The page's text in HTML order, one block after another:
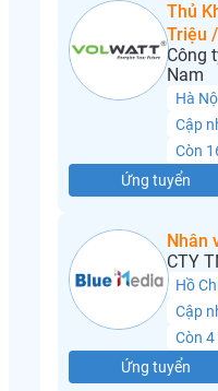
Thủ
Triệu
Công
Nam
Hà
Cập
Còn
Ứng tuyển
Nhân
CTY
Hồ
Cập
Còn
Ứng tuyển